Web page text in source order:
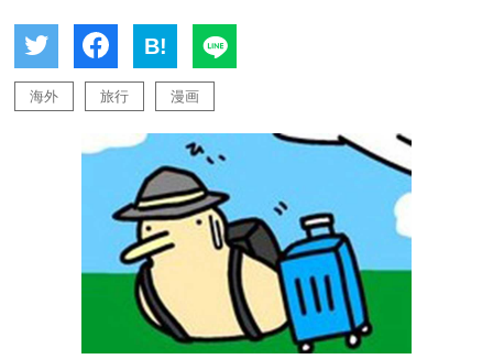
B!
海外 旅行 漫画